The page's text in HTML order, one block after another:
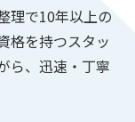
理で10年以上の
格を持つスタッ
ら、迅速・丁寧